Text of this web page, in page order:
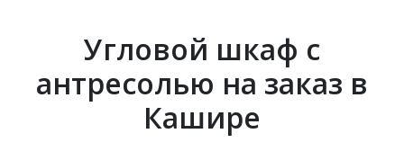
Угловой шкаф с
антресолью на заказ в
Кашире